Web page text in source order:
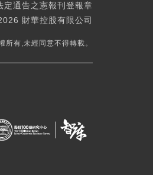
定通告之憲報刊登報章
財華控股有限公司
所有,未經同意不得轉載。